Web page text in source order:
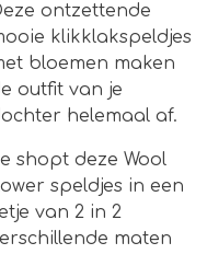
ontzettende
klikklakspeldjes
bloemen maken
outfit van je
helemaal af.
shopt deze Wool
speldjes in een
van 2 in 2
maten